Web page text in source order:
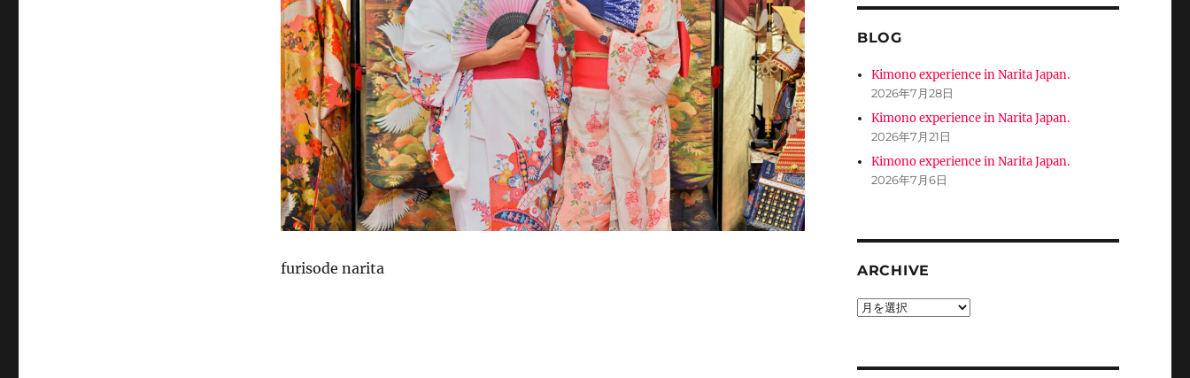
furisode narita
BLOG
Kimono experience in Narita Japan.
2026年7月28日
Kimono experience in Narita Japan.
2026年7月21日
Kimono experience in Narita Japan.
2026年7月6日
ARCHIVE
ARCHIVE